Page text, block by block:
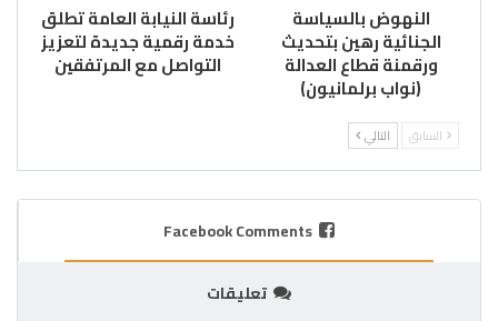
النهوض بالسياسة
الجنائية رهين بتحديث
ورقمنة قطاع العدالة
(نواب برلمانيون)
رئاسة النيابة العامة تطلق
خدمة رقمية جديدة لتعزيز
التواصل مع المرتفقين
السابق التالي
Facebook Comments
تعليقات